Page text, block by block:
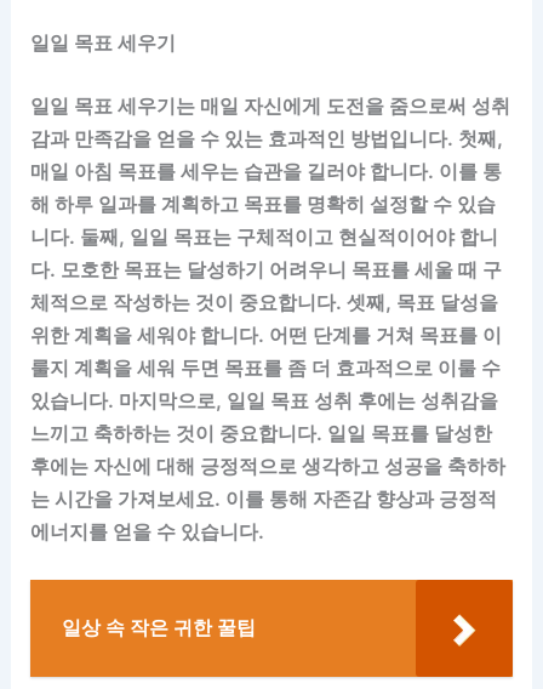
일일 목표 세우기
일일 목표 세우기는 매일 자신에게 도전을 줌으로써 성취
감과 만족감을 얻을 수 있는 효과적인 방법입니다. 첫째,
매일 아침 목표를 세우는 습관을 길러야 합니다. 이를 통
해 하루 일과를 계획하고 목표를 명확히 설정할 수 있습
니다. 둘째, 일일 목표는 구체적이고 현실적이어야 합니
다. 모호한 목표는 달성하기 어려우니 목표를 세울 때 구
체적으로 작성하는 것이 중요합니다. 셋째, 목표 달성을
위한 계획을 세워야 합니다. 어떤 단계를 거쳐 목표를 이
룰지 계획을 세워 두면 목표를 좀 더 효과적으로 이룰 수
있습니다. 마지막으로, 일일 목표 성취 후에는 성취감을
느끼고 축하하는 것이 중요합니다. 일일 목표를 달성한
후에는 자신에 대해 긍정적으로 생각하고 성공을 축하하
는 시간을 가져보세요. 이를 통해 자존감 향상과 긍정적
에너지를 얻을 수 있습니다.
일상 속 작은 귀한 꿀팁